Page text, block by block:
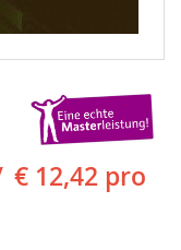
€ 12,42 pro